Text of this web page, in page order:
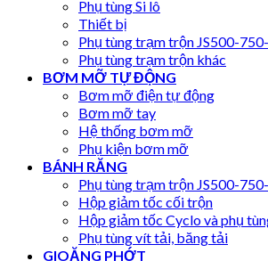
Phụ tùng Si lô
Thiết bị
Phụ tùng trạm trộn JS500-
Phụ tùng trạm trộn khác
BƠM MỠ TỰ ĐỘNG
Bơm mỡ điện tự động
Bơm mỡ tay
Hệ thống bơm mỡ
Phụ kiện bơm mỡ
BÁNH RĂNG
Phụ tùng trạm trộn JS500-
Hộp giảm tốc cối trộn
Hộp giảm tốc Cyclo và phụ
Phụ tùng vít tải, băng tải
GIOĂNG PHỚT